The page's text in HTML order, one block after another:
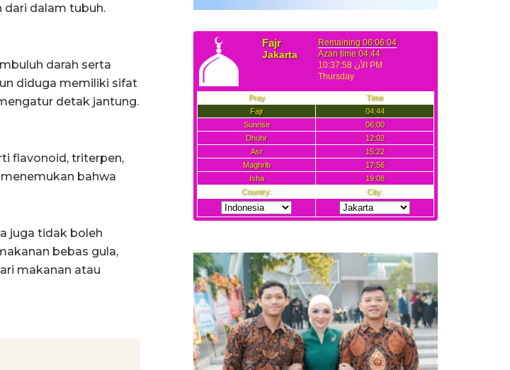
dari dalam tubuh.
darah serta
diduga memiliki sifat
detak jantung.
flavonoid, triterpen,
bahwa
juga tidak boleh
bebas gula,
makanan atau